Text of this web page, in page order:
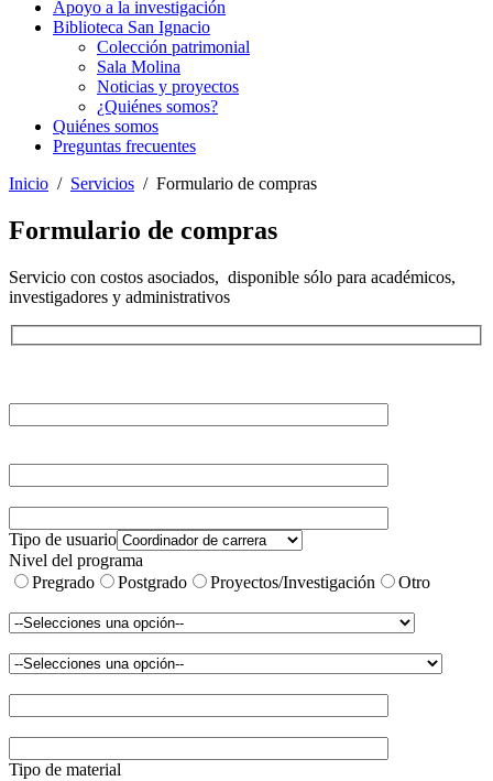
Apoyo a la investigación
Biblioteca San Ignacio
Colección patrimonial
Sala Molina
Noticias y proyectos
¿Quiénes somos?
Quiénes somos
Preguntas frecuentes
Inicio / Servicios / Formulario de compras
Formulario de compras
Servicio con costos asociados, disponible sólo para académicos,
investigadores y administrativos
Tipo de usuario
Nivel del programa
Pregrado
Postgrado Proyectos/Investigación Otro
Tipo de material